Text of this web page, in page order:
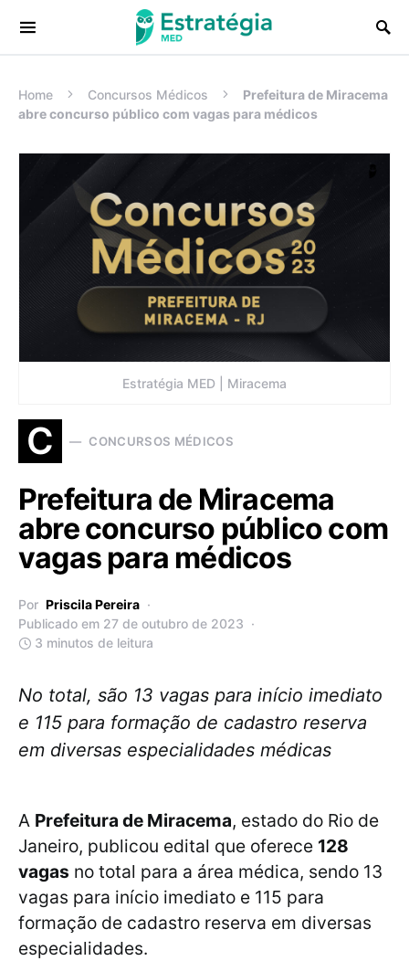
Procurar:
Home Concursos Médicos
Prefeitura de Miracema
abre concurso público com vagas para médicos
Estratégia MED | Miracema
C CONCURSOS MÉDICOS
Prefeitura de Miracema
abre concurso público com
vagas para médicos
Por Priscila Pereira
Publicado em 27 de outubro de 2023
3 minutos de leitura
No total, são 13 vagas para início imediato
e 115 para formação de cadastro reserva
em diversas especialidades médicas
A Prefeitura de Miracema, estado do Rio de
Janeiro, publicou edital que oferece 128
vagas no total para a área médica, sendo 13
vagas para início imediato e 115 para
formação de cadastro reserva em diversas
especialidades.